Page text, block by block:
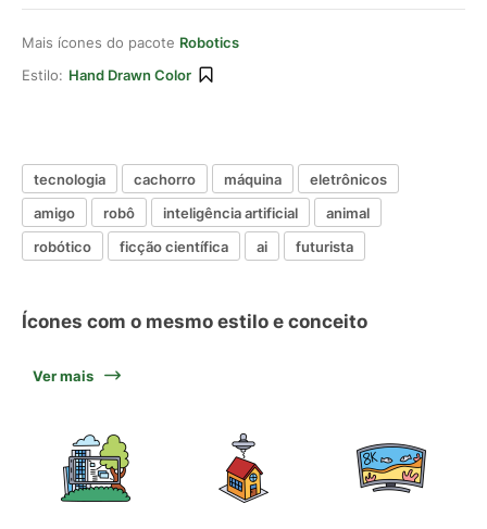
Mais ícones do pacote Robotics
Estilo: Hand Drawn Color
tecnologia cachorro máquina
eletrônicos
amigo
robô inteligência artificial
animal
robótico
ficção científica ai futurista
Ícones com o mesmo estilo e conceito
Ver mais